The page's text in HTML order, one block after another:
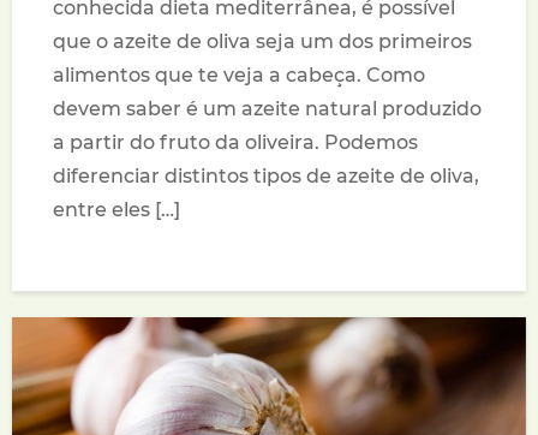
conhecida dieta mediterrânea, é possível
que o azeite de oliva seja um dos primeiros
alimentos que te veja a cabeça. Como
devem saber é um azeite natural produzido
a partir do fruto da oliveira. Podemos
diferenciar distintos tipos de azeite de oliva,
entre eles […]